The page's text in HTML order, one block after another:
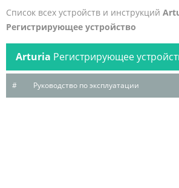
Список всех устройств и инструкций
Регистрирующее устройство
Arturia Регистрирующее
# Руководство по эксплуатации